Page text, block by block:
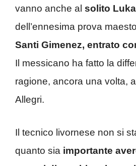
vanno anche al solito
dell’ennesima prova
Santi Gimenez, entrato
Il messicano ha fatto la
ragione, ancora una volta,
Allegri.
Il tecnico livornese non si
quanto sia importante